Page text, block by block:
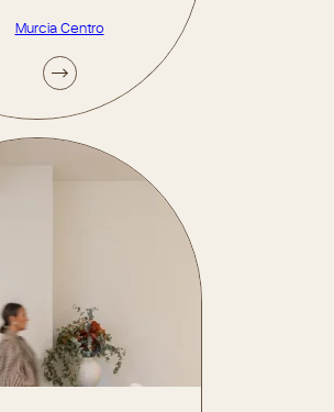
Murcia Centro